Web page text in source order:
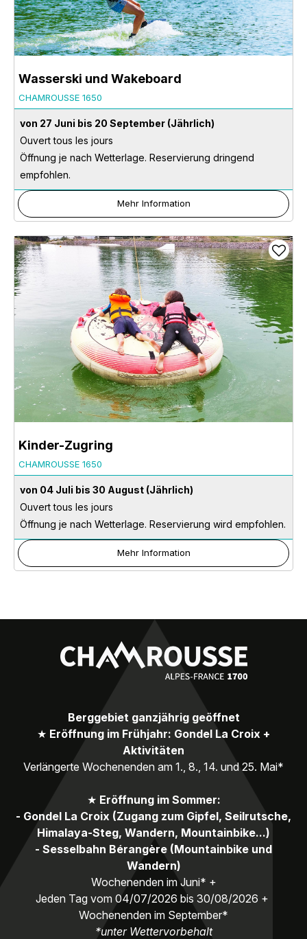
Wasserski und Wakeboard
CHAMROUSSE 1650
von 27 Juni bis 20 September (Jährlich)
Ouvert tous les jours
Öffnung je nach Wetterlage. Reservierung dringend
empfohlen.
Mehr Information
Kinder-Zugring
CHAMROUSSE 1650
von 04 Juli bis 30 August (Jährlich)
Ouvert tous les jours
Öffnung je nach Wetterlage. Reservierung wird empfohlen.
Mehr Information
Berggebiet ganzjährig geöffnet
★ Eröffnung im Frühjahr: Gondel La Croix +
Aktivitäten
Verlängerte Wochenenden am 1., 8., 14. und 25. Mai*
★ Eröffnung im Sommer:
- Gondel La Croix (Zugang zum Gipfel, Seilrutsche,
Himalaya-Steg, Wandern, Mountainbike...)
- Sesselbahn Bérangère (Mountainbike und
Wandern)
Wochenenden im Juni* +
Jeden Tag vom 04/07/2026 bis 30/08/2026 +
Wochenenden im September*
*unter Wettervorbehalt